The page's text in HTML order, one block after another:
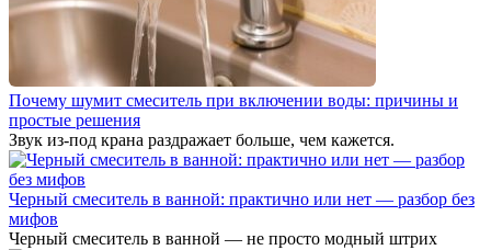
Почему шумит смеситель при включении воды: причины и
простые решения
Звук из-под крана раздражает больше, чем кажется.
Черный смеситель в ванной: практично или нет — разбор без
мифов
Черный смеситель в ванной — не просто модный штрих